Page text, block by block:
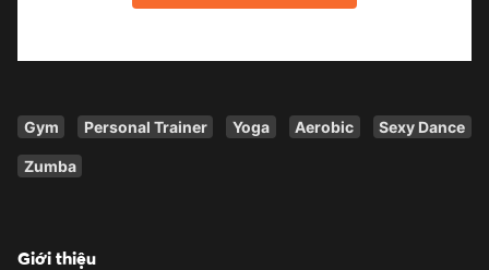
Gym Personal Trainer Yoga Aerobic Sexy Dance
Zumba
Giới thiệu